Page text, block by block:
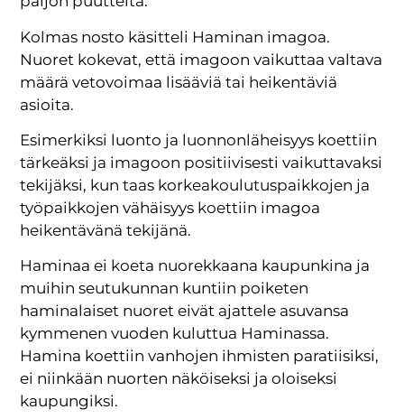
Kolmas nosto käsitteli Haminan imagoa.
Nuoret kokevat, että imagoon vaikuttaa valtava
määrä vetovoimaa lisääviä tai heikentäviä
asioita.
Esimerkiksi luonto ja luonnonläheisyys koettiin
tärkeäksi ja imagoon positiivisesti vaikuttavaksi
tekijäksi, kun taas korkeakoulutuspaikkojen ja
työpaikkojen vähäisyys koettiin imagoa
heikentävänä tekijänä.
Haminaa ei koeta nuorekkaana kaupunkina ja
muihin seutukunnan kuntiin poiketen
haminalaiset nuoret eivät ajattele asuvansa
kymmenen vuoden kuluttua Haminassa.
Hamina koettiin vanhojen ihmisten paratiisiksi,
ei niinkään nuorten näköiseksi ja oloiseksi
kaupungiksi.